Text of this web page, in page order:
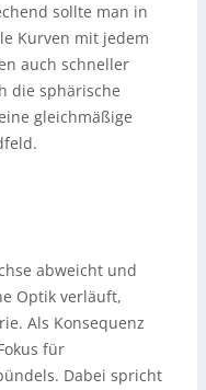
sollte man in
Kurven mit jedem
auch schneller
die sphärische
gleichmäßige
abweicht und
Optik verläuft,
Als Konsequenz
für
Dabei spricht